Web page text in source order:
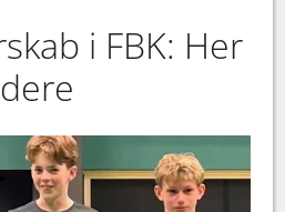
i FBK: Her